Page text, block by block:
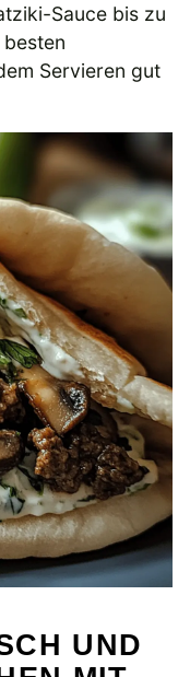
Sauce bis zu
Servieren gut
UND